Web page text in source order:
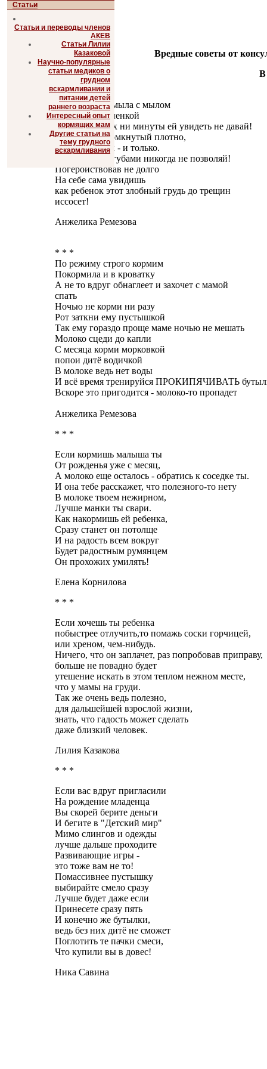
Статьи
Статьи и переводы членов
АКЕВ
Статьи Лилии
Казаковой
Научно-популярные
статьи медиков о
грудном
вскармливании и
питании детей
раннего возраста
Интересный опыт
кормящих мам
Другие статьи на
тему грудного
вскармливания
Вредные советы от
В
* * *
Если грудь помыла с мылом
И намазала зеленкой
Свежий воздух ни минуты ей увидеть не давай!
В рот дитю, сомкнутый плотно,
Запихни сосок - и только.
Ареолу брать губами никогда не позволяй!
Погеройствовав не долго
На себе сама увидишь
как ребенок этот злобный грудь до трещин
иссосет!
Анжелика Ремезова
* * *
По режиму строго кормим
Покормила и в кроватку
А не то вдруг обнаглеет и захочет с мамой
спать
Ночью не корми ни разу
Рот заткни ему пустышкой
Так ему гораздо проще маме ночью не мешать
Молоко сцеди до капли
С месяца корми морковкой
попои дитё водичкой
В молоке ведь нет воды
И всё время тренируйся ПРОКИПЯЧИВАТЬ
Вскоре это пригодится - молоко-то пропадет
Анжелика Ремезова
* * *
Если кормишь малыша ты
От рожденья уже с месяц,
А молоко еще осталось - обратись к соседке ты.
И она тебе расскажет, что полезного-то нету
В молоке твоем нежирном,
Лучше манки ты свари.
Как накормишь ей ребенка,
Сразу станет он потолще
И на радость всем вокруг
Будет радостным румянцем
Он прохожих умилять!
Елена Корнилова
* * *
Если хочешь ты ребенка
побыстрее отлучить,то помажь соски горчицей,
или хреном, чем-нибудь.
Ничего, что он заплачет, раз попробовав приправу,
больше не повадно будет
утешение искать в этом теплом нежном месте,
что у мамы на груди.
Так же очень ведь полезно,
для дальшейшей взрослой жизни,
знать, что гадость может сделать
даже близкий человек.
Лилия Казакова
* * *
Если вас вдруг пригласили
На рождение младенца
Вы скорей берите деньги
И бегите в "Детский мир"
Мимо слингов и одежды
лучше дальше проходите
Развивающие игры -
это тоже вам не то!
Помассивнее пустышку
выбирайте смело сразу
Лучше будет даже если
Принесете сразу пять
И конечно же бутылки,
ведь без них дитё не сможет
Поглотить те пачки смеси,
Что купили вы в довес!
Ника Савина